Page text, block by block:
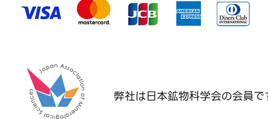
弊社は日本鉱物科学会の会員で